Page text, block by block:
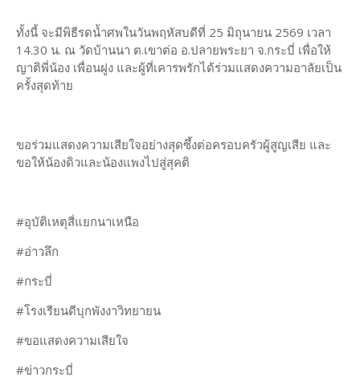
ทั้งนี้ จะมีพิธีรดน้ำศพในวันพฤหัสบดีที่ 25 มิถุนายน 2569 เวลา
14.30 น. ณ วัดบ้านนา ต.เขาต่อ อ.ปลายพระยา จ.กระบี่ เพื่อให้
ญาติพี่น้อง เพื่อนฝูง และผู้ที่เคารพรักได้ร่วมแสดงความอาลัยเป็น
ครั้งสุดท้าย
ขอร่วมแสดงความเสียใจอย่างสุดซึ้งต่อครอบครัวผู้สูญเสีย และ
ขอให้น้องดิวและน้องแพงไปสู่สุคติ
#อุบัติเหตุสี่แยกนาเหนือ
#อ่าวลึก
#กระบี่
#โรงเรียนดีบุกพังงาวิทยายน
#ขอแสดงความเสียใจ
#ข่าวกระบี่